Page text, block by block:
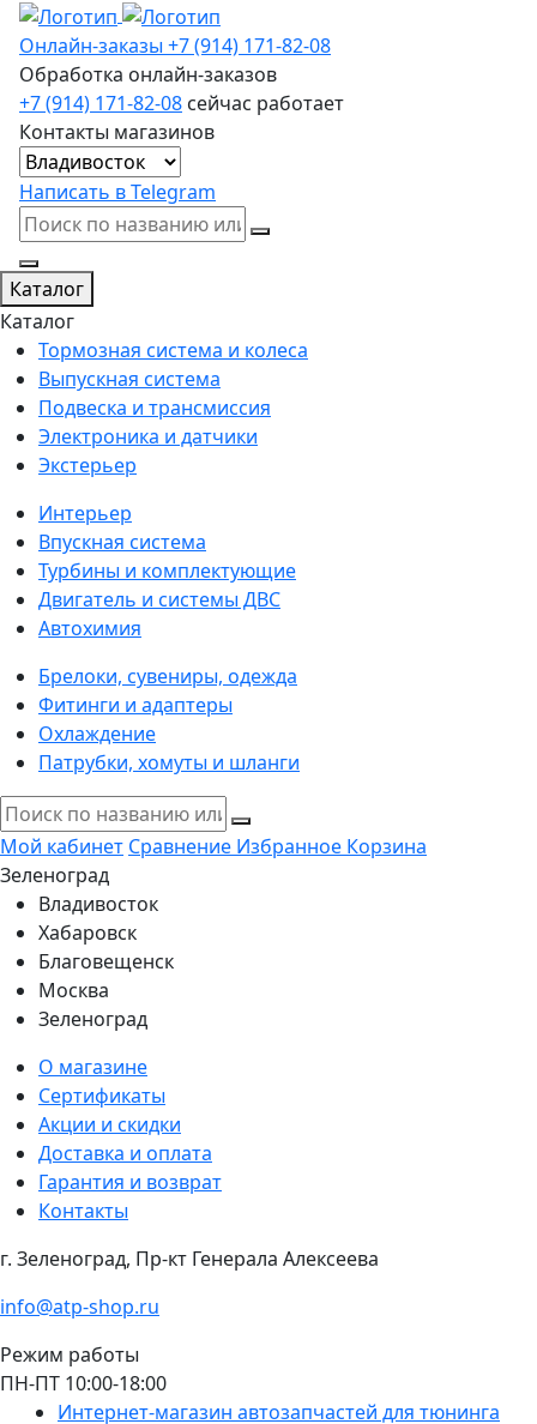
Онлайн-заказы +7 (914) 171-82-08
Обработка онлайн-заказов
+7 (914) 171-82-08 сейчас работает
Контакты магазинов
Написать в Telegram
Каталог
Каталог
Тормозная система и колеса
Выпускная система
Подвеска и трансмиссия
Электроника и датчики
Экстерьер
Интерьер
Впускная система
Турбины и комплектующие
Двигатель и системы ДВС
Автохимия
Брелоки, сувениры, одежда
Фитинги и адаптеры
Охлаждение
Патрубки, хомуты и шланги
Мой кабинет Сравнение Избранное Корзина
Зеленоград
Владивосток
Хабаровск
Благовещенск
Москва
Зеленоград
О магазине
Сертификаты
Акции и скидки
Доставка и оплата
Гарантия и возврат
Контакты
г. Зеленоград, Пр-кт Генерала Алексеева
info@atp-shop.ru
Режим работы
ПН-ПТ 10:00-18:00
Интернет-магазин автозапчастей для тюнинга